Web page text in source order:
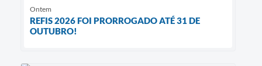
Ontem
REFIS 2026 FOI PRORROGADO ATÉ 31 DE
OUTUBRO!